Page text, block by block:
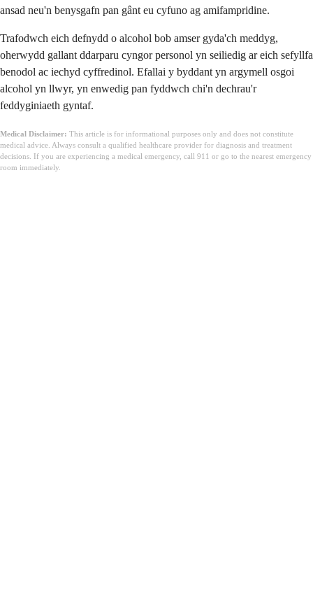
ansad neu'n benysgafn pan gânt eu cyfuno ag amifampridine.
Trafodwch eich defnydd o alcohol bob amser gyda'ch meddyg,
oherwydd gallant ddarparu cyngor personol yn seiliedig ar eich sefyllfa
benodol ac iechyd cyffredinol. Efallai y byddant yn argymell osgoi
alcohol yn llwyr, yn enwedig pan fyddwch chi'n dechrau'r
feddyginiaeth gyntaf.
Medical Disclaimer: This article is for informational purposes only and does not constitute
medical advice. Always consult a qualified healthcare provider for diagnosis and treatment
decisions. If you are experiencing a medical emergency, call 911 or go to the nearest emergency
room immediately.